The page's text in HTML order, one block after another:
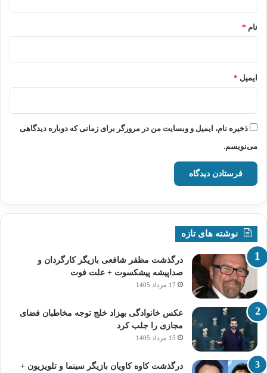
نام *
ایمیل *
ذخیره نام، ایمیل و وبسایت من در مرورگر برای زمانی که دوباره دیدگاهی
می‌نویسم.
نوشته های تازه
درگذشت مظفر شافعی بازیگر کارگردان و
صداپیشه پیشکسوت + علت فوت
17 مرداد 1405
عکس خانوادگی بهزاد خلج توجه مخاطبان فضای
مجازی را جلب کرد
15 مرداد 1405
درگذشت کاوه کاویان بازیگر سینما و تلویزیون +